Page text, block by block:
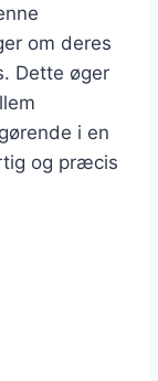
om deres
Dette øger
i en
og præcis